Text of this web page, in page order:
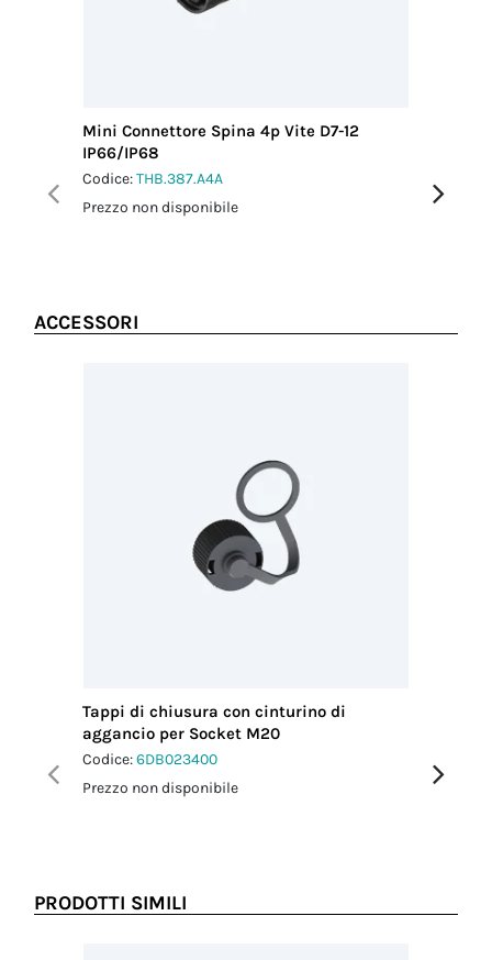
20.00
Lunghezza
sguainatura
conduttore
Mini Connettore Spina 4p Vite D7-12
IP66/IP68
Codice:THB.387.A4A
Prezzo non disponibile
Prezzo
ACCESSORI
Tappi di chiusura con cinturino di
aggancio per Socket M20
Codice:6DB023400
Prezzo non disponibile
Prezzo
PRODOTTI SIMILI